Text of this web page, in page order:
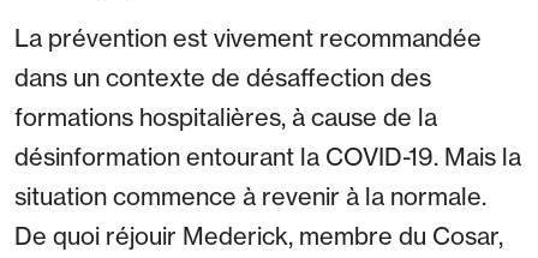
La prévention est vivement recommandée
dans un contexte de désaffection des
formations hospitalières, à cause de la
désinformation entourant la COVID-19. Mais la
situation commence à revenir à la normale.
De quoi réjouir Mederick, membre du Cosar,